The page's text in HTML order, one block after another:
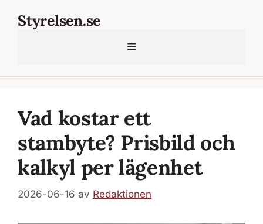
Styrelsen.se
Meny
Vad kostar ett
stambyte? Prisbild och
kalkyl per lägenhet
2026-06-16 av Redaktionen